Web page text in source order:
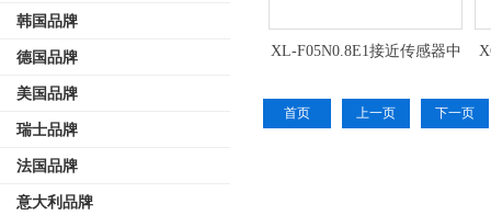
韩国品牌
德国品牌
美国品牌
瑞士品牌
法国品牌
意大利品牌
XL-F05N0.8E1接近传感器中
首页 上一页 下一页